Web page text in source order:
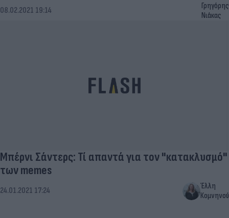
08.02.2021 19:14
Γρηγόρης
Νιάκας
Μπέρνι Σάντερς: Τί απαντά για τον "κατακλυσμό"
των memes
24.01.2021 17:24
Έλλη
Κομνηνού